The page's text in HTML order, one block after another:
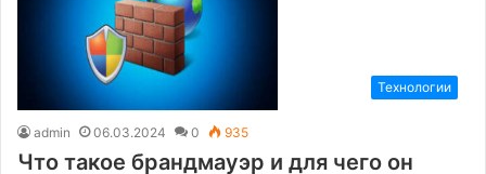
Технологии
admin 06.03.2024 0 935
Что такое брандмауэр и для чего он